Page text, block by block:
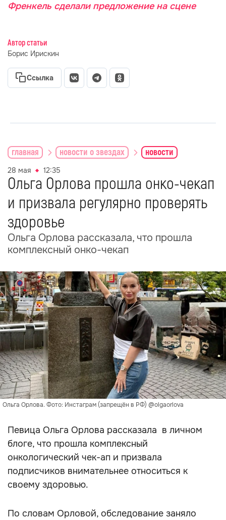
Френкель сделали предложение на сцене
Автор статьи
Борис Ирискин
Ссылка
главная новости о звездах новости
28 мая 12:35
Ольга Орлова прошла онко-чекап
и призвала регулярно проверять
здоровье
Ольга Орлова рассказала, что прошла
комплексный онко-чекап
Ольга Орлова. Фото: Инстаграм (запрещён в РФ) @olgaorlova
Певица Ольга Орлова рассказала в личном
блоге, что прошла комплексный
онкологический чек-ап и призвала
подписчиков внимательнее относиться к
своему здоровью.
По словам Орловой, обследование заняло